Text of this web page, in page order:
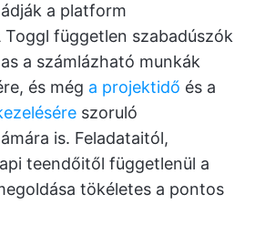
a platform
Toggl független szabadúszók
a számlázható munkák
és még a projektidő és a
szoruló
is. Feladataitól,
teendőitől függetlenül a
tökéletes a pontos